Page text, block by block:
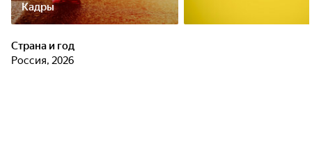
Кадры
Страна и год
Россия, 2026